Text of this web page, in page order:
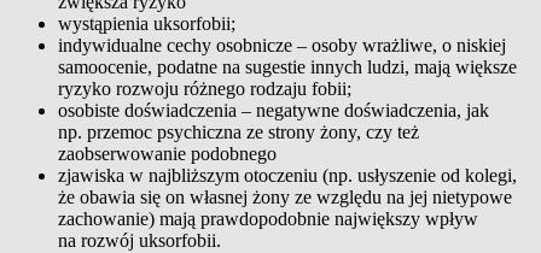
wystąpienia uksorfobii;
indywidualne cechy osobnicze – osoby wrażliwe, o niskiej
samoocenie, podatne na sugestie innych ludzi, mają większe
ryzyko rozwoju różnego rodzaju fobii;
osobiste doświadczenia – negatywne doświadczenia, jak
np. przemoc psychiczna ze strony żony, czy też
zaobserwowanie podobnego
zjawiska w najbliższym otoczeniu (np. usłyszenie od kolegi,
że obawia się on własnej żony ze względu na jej nietypowe
zachowanie) mają prawdopodobnie największy wpływ
na rozwój uksorfobii.